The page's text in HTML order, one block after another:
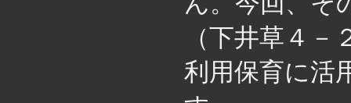
（下井草４
利用保育に活